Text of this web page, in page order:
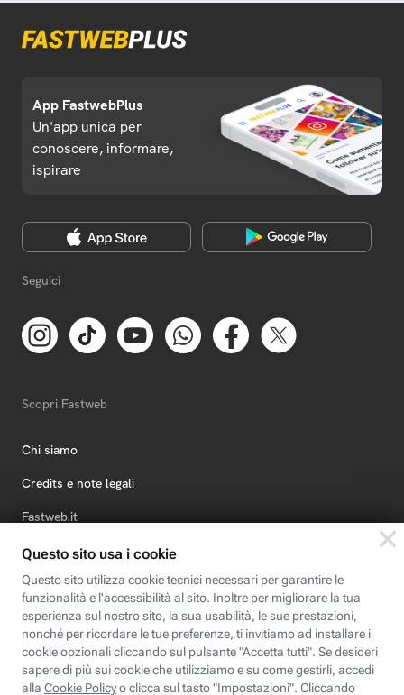
App FastwebPlus
Un'app unica per
conoscere, informare,
ispirare
Seguici
Scopri Fastweb
Chi siamo
Credits e note legali
Fastweb.it
Formazione
Fastweb Digital Academy
STEP FuturAbility District